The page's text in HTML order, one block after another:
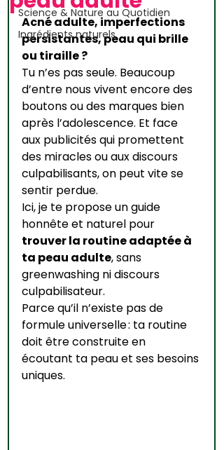
Science & Nature au Quotidien
Ingrédients naturels
Acné adulte, imperfections
persistantes, peau qui brille
ou tiraille ?
Tu n’es pas seule. Beaucoup
d’entre nous vivent encore des
boutons ou des marques bien
après l’adolescence. Et face
aux publicités qui promettent
des miracles ou aux discours
culpabilisants, on peut vite se
sentir perdue.
Ici, je te propose un guide
honnête et naturel pour
trouver la routine adaptée à
ta peau adulte, sans
greenwashing ni discours
culpabilisateur.
Parce qu’il n’existe pas de
formule universelle : ta routine
doit être construite en
écoutant ta peau et ses besoins
uniques.